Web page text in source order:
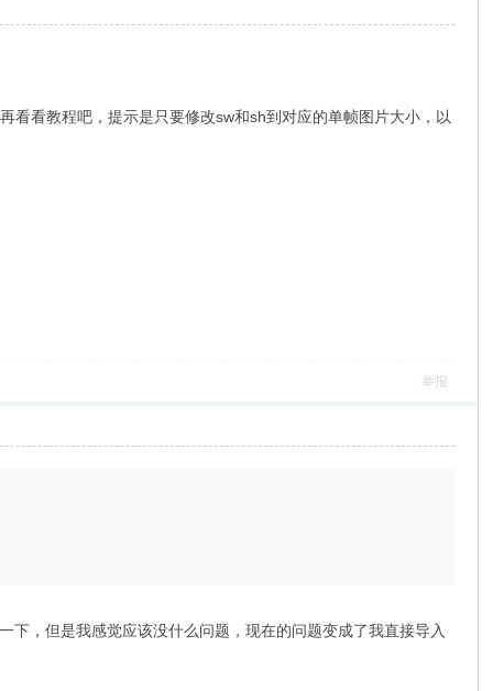
看看教程吧，提示是只要修改sw和sh到对应的单帧图片大小，以
举报
，但是我感觉应该没什么问题，现在的问题变成了我直接导入